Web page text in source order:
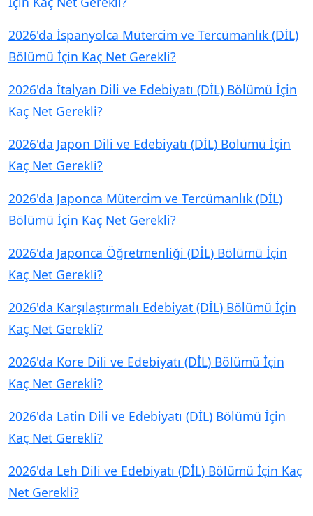
2026'da İspanyolca Mütercim ve Tercümanlık (DİL)
Bölümü İçin Kaç Net Gerekli?
2026'da İtalyan Dili ve Edebiyatı (DİL) Bölümü İçin
Kaç Net Gerekli?
2026'da Japon Dili ve Edebiyatı (DİL) Bölümü İçin
Kaç Net Gerekli?
2026'da Japonca Mütercim ve Tercümanlık (DİL)
Bölümü İçin Kaç Net Gerekli?
2026'da Japonca Öğretmenliği (DİL) Bölümü İçin
Kaç Net Gerekli?
2026'da Karşılaştırmalı Edebiyat (DİL) Bölümü İçin
Kaç Net Gerekli?
2026'da Kore Dili ve Edebiyatı (DİL) Bölümü İçin
Kaç Net Gerekli?
2026'da Latin Dili ve Edebiyatı (DİL) Bölümü İçin
Kaç Net Gerekli?
2026'da Leh Dili ve Edebiyatı (DİL) Bölümü İçin Kaç
Net Gerekli?